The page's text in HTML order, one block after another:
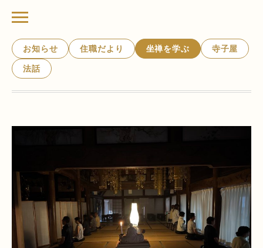
お知らせ 住職だより 坐禅を学ぶ 寺子屋
法話